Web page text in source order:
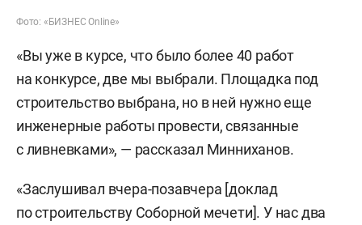
Фото: «БИЗНЕС Online»
«Вы уже в курсе, что было более 40 работ
на конкурсе, две мы выбрали. Площадка под
строительство выбрана, но в ней нужно еще
инженерные работы провести, связанные
с ливневками», — рассказал Минниханов.
«Заслушивал вчера-позавчера [доклад
по строительству Соборной мечети]. У нас два